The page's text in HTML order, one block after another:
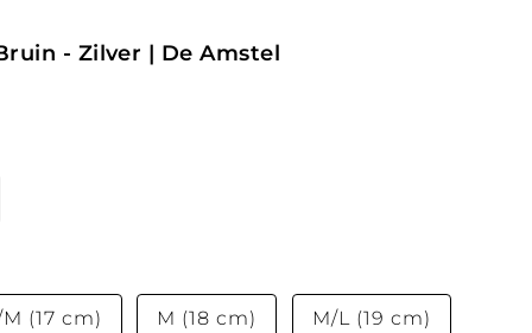
- Zilver | De Amstel
M (17 cm) M (18 cm) M/L (19 cm)